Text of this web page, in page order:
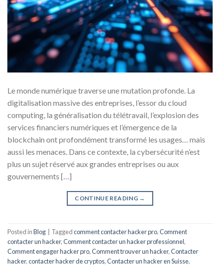
Le monde numérique traverse une mutation profonde. La
digitalisation massive des entreprises, l’essor du cloud
computing, la généralisation du télétravail, l’explosion des
services financiers numériques et l’émergence de la
blockchain ont profondément transformé les usages… mais
aussi les menaces. Dans ce contexte, la cybersécurité n’est
plus un sujet réservé aux grandes entreprises ou aux
gouvernements […]
CONTINUE READING →
Posted inBlog Taggedcomment contacter hacker pro,Comment
contacter un hacker,Comment contacter un hacker professionnel,
Comment engager hacker pro,Comment trouver un hacker,Contacter
hacker,contacter hacker de cryptos,Contacter un hacker en Suisse,